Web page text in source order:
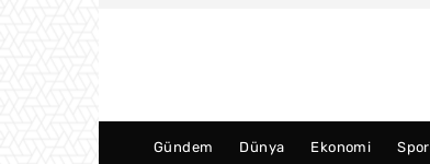
Gündem Dünya Ekonomi Spor